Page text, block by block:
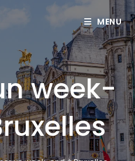
MENU
week-